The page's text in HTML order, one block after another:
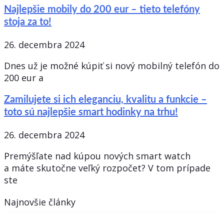
Najlepšie mobily do 200 eur – tieto telefóny
stoja za to!
26. decembra 2024
Dnes už je možné kúpiť si nový mobilný telefón do
200 eur a
Zamilujete si ich eleganciu, kvalitu a funkcie –
toto sú najlepšie smart hodinky na trhu!
26. decembra 2024
Premýšľate nad kúpou nových smart watch
a máte skutočne veľký rozpočet? V tom prípade
ste
Najnovšie články